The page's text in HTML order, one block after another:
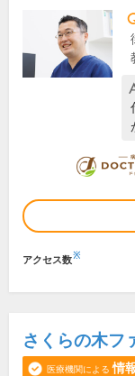
アクセス数※
さくらの木フ
医療機関による 情